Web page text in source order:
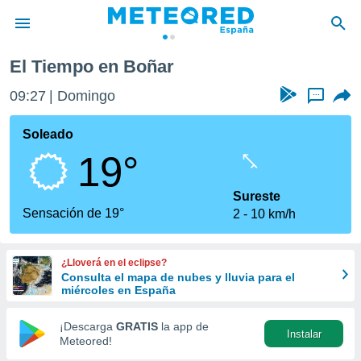
de
por
que se
calidad.
a este
las
y
forma
digital
basada
El Tiempo en Boñar
09:27 Domingo ...
Soleado
19°
Sensación de 19°
Sureste
2
10 km/h
¿Lloverá en el eclipse?
Consulta el mapa de nubes y lluvia para el
miércoles en España
¡Descarga GRATIS la app de
Meteored!
Instalar